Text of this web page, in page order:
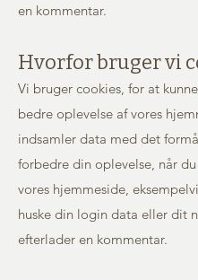
en kommentar.
Hvorfor bruger vi
Vi bruger cookies, for at
bedre oplevelse af vores
indsamler data med det
forbedre din oplevelse, når
vores hjemmeside,
huske din login data eller dit
efterlader en kommentar.